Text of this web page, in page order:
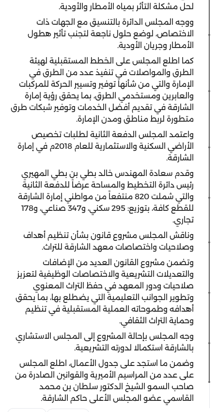
لحل مشكلة التأثر بمياه الأمطار والأودية.
ووجه المجلس الدائرة بالتنسيق مع الجهات ذات
الاختصاص، لوضع حلول ناجعة لتجنب تأثير هطول
الأمطار وجريان الأودية.
كما اطلع المجلس على الخطط المستقبلية لهيئة
الطرق والمواصلات في تنفيذ عدد من الطرق في
الإمارة والتي من شأنها توفير وتسيير الحركة للمركبات
والعابرين ومستخدمي الطرق، بما يحقق رؤية إمارة
الشارقة في تقديم أفضل الخدمات وتوفير شبكات طرق
متطورة لربط مناطق ومدن الإمارة.
واعتمد المجلس الدفعة الثانية لطلبات تخصيص
الأراضي السكنية والاستثمارية للعام 2018م في إمارة
الشارقة.
وقدم سعادة المهندس خالد بطي بن بطي المهيري
رئيس دائرة التخطيط والمساحة عرضاً للدفعة الثانية
والتي شملت 820 منتفعاً من مواطني إمارة الشارقة
للقطع كافة، بتوزيع: 295 سكني، و347 صناعي، و178
تجاري.
وناقش المجلس مشروع قانون بشأن تنظيم أهداف
وصلاحيات واختصاصات معهد الشارقة للتراث.
وتضمن مشروع القانون العديد من الإضافات
والتعديلات التشريعية والاختصاصات الوظيفية لتعزيز
صلاحيات ودور المعهد في حفظ التراث المعنوي
وتطوير الجوانب التعليمية التي يضطلع بها، بما يحقق
أهدافه وطموحاته العملية المستقبلية في تنظيم
وحماية التراث الثقافي.
وجه المجلس بإحالة المشروع إلى المجلس الاستشاري
بالشارقة استكمالا لدورته التشريعية.
وضمن ما استجد على جدول الأعمال، اطلع المجلس
على عدد من المراسيم الأميرية والقوانين الصادرة من
صاحب السمو الشيخ الدكتور سلطان بن محمد
القاسمي عضو المجلس الأعلى حاكم الشارقة.